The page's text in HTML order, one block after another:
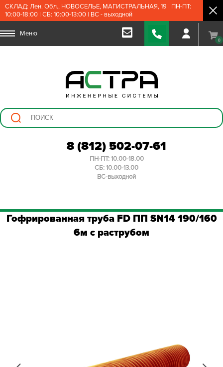
СКЛАД: Лен. Обл., НОВОСЕЛЬЕ, МАГИСТРАЛЬНАЯ, 19 | ПН-ПТ:
10:00-18:00 | СБ: 10:00-13:00 | ВС - выходной
Меню
0
8 (812) 502-07-61
ПН-ПТ: 10.00-18.00
СБ: 10.00-13.00
ВС-выходной
Гофрированная труба FD ПП SN14 190/160
6м с раструбом